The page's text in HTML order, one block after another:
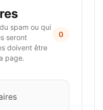
spam ou qui
seront
doivent être
page.
0